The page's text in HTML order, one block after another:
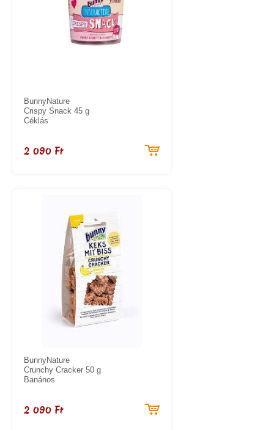
BunnyNature
Crispy Snack 45 g
Céklás
2 090 Ft
BunnyNature
Crunchy Cracker 50 g
Banános
2 090 Ft